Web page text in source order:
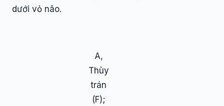
dưới vỏ não.
A,
Thùy
trán
(F);